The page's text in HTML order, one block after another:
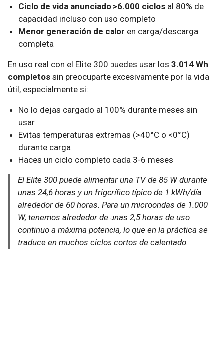
Ciclo de vida anunciado >6.000 ciclos al 80% de
capacidad incluso con uso completo
Menor generación de calor en carga/descarga
completa
En uso real con el Elite 300 puedes usar los 3.014 Wh
completos sin preocuparte excesivamente por la vida
útil, especialmente si:
No lo dejas cargado al 100% durante meses sin
usar
Evitas temperaturas extremas (>40°C o <0°C)
durante carga
Haces un ciclo completo cada 3-6 meses
El Elite 300 puede alimentar una TV de 85 W durante
unas 24,6 horas y un frigorífico típico de 1 kWh/día
alrededor de 60 horas. Para un microondas de 1.000
W, tenemos alrededor de unas 2,5 horas de uso
continuo a máxima potencia, lo que en la práctica se
traduce en muchos ciclos cortos de calentado.